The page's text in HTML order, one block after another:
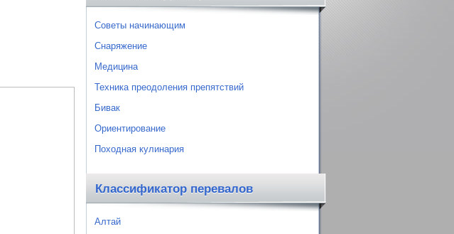
Советы начинающим
Снаряжение
Медицина
Техника преодоления препятствий
Бивак
Ориентирование
Походная кулинария
Классификатор перевалов
Алтай